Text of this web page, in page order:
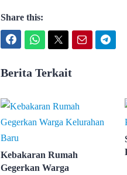
Share this:
Berita Terkait
Kebakaran Rumah
Gegerkan Warga